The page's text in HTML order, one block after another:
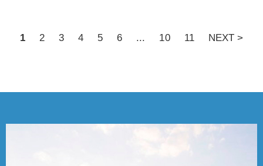
1 2 3 4 5 6 ... 10 11 NEXT >